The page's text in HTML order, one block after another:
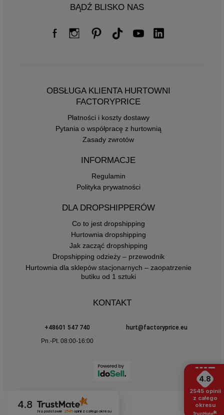
BĄDŹ BLISKO NAS
OBSŁUGA KLIENTA HURTOWNI
FACTORYPRICE
Płatności i koszty dostawy
Pytania o współpracę z hurtownią
Zasady zwrotów
INFORMACJE
Regulamin
Polityka prywatności
DLA DROPSHIPPERÓW
Co to jest dropshipping
Hurtownia dropshipping
Jak zacząć dropshipping
Dropshipping odzieży – przewodnik
Hurtownia dla sklepów stacjonarnych – zaopatrzenie
butiku od 1 sztuki
KONTAKT
+48601 547 740
hurt@factoryprice.eu
Pn.-Pt. 08:00-16:00
4.8
Na podstawie 2545opinii z całego okresu
4.8
2545 opinii
z całego
okresu